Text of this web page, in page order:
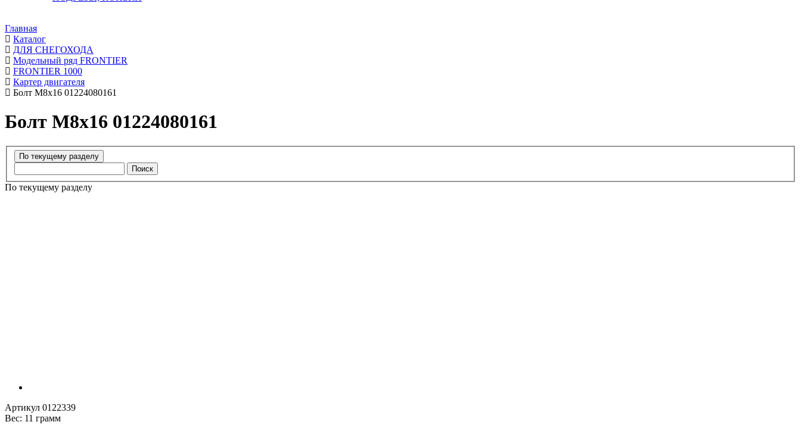
Главная
Каталог
ДЛЯ СНЕГОХОДА
Модельный ряд FRONTIER
FRONTIER 1000
Картер двигателя
Болт М8х16 01224080161
Болт М8х16 01224080161
Поиск
По текущему разделу
Артикул 0122339
Вес: 11 грамм